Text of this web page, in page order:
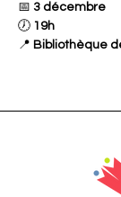
📅 3 décembre
🕖 19h
📍 Bibliothèque